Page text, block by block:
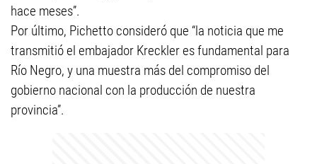
hace meses”.
Por último, Pichetto consideró que “la noticia que me
transmitió el embajador Kreckler es fundamental para
Río Negro, y una muestra más del compromiso del
gobierno nacional con la producción de nuestra
provincia”.